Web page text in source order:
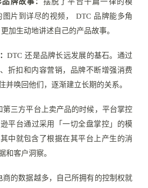
⽚到详尽的视频， DTC 品牌能多⻆
加⽣动地讲述⾃⼰的产品故事。
DTC 还是品牌⻓远发展的基⽯。通过
折扣和内容营销，品牌不断增强消费
并唤回他们，逐渐建⽴⻓期的关系。
第三⽅平台上卖产品的时候，平台掌控
平台通过采⽤「⼀切全盘掌控」的模
中就包含了根据在其平台上产⽣的消
和客⼾洞察。
商的数据越多，自己所拥有的控制权就